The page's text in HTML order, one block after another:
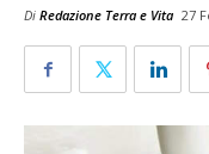
Di Redazione Terra e Vita 27